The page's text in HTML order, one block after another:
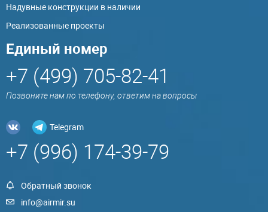
Надувные конструкции в наличии
Реализованные проекты
Единый номер
+7 (499) 705-82-41
Позвоните нам по телефону, ответим на вопросы
Telegram
+7 (996) 174-39-79
Обратный звонок
info@airmir.su